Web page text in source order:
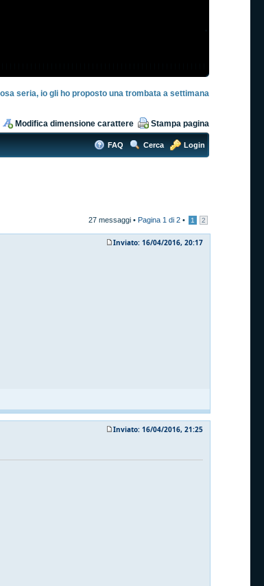
seria, io gli ho proposto una trombata a settimana
Modifica dimensione carattere Stampa pagina
FAQ Cerca Login
27 messaggi • Pagina 1 di 2 • 1 2
Inviato: 16/04/2016, 20:17
Inviato: 16/04/2016, 21:25